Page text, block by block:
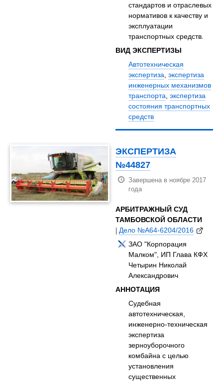
стандартов и отраслевых
нормативов к качеству и
эксплуатации
транспортных средств.
ВИД ЭКСПЕРТИЗЫ
Автотехническая
экспертиза,экспертиза
инженерных механизмов
транспорта,экспертиза
состояния транспортных
средств
ЭКСПЕРТИЗА
№44827
Завершена в ноябре 2017
года
АРБИТРАЖНЫЙ СУД
ТАМБОВСКОЙ ОБЛАСТИ
|Дело №А64-6204/2016
ЗАО "Корпорация
Малком", ИП Глава КФХ
Четырин Николай
Александрович
АННОТАЦИЯ
Судебная
автотехническая,
инженерно-техническая
экспертиза
зерноуборочного
комбайна с целью
установления
существенных